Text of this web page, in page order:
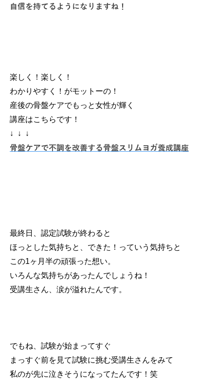
自信を持てるようになりますね！
楽しく！楽しく！
わかりやすく！がモットーの！
産後の骨盤ケアでもっと女性が輝く
講座はこちらです！
↓ ↓ ↓
骨盤ケアで不調を改善する骨盤スリムヨガ養成講座
最終日、認定試験が終わると
ほっとした気持ちと、できた！っていう気持ちと
この1ヶ月半の頑張った想い。
いろんな気持ちがあったんでしょうね！
受講生さん、涙が溢れたんです。
でもね、試験が始まってすぐ
まっすぐ前を見て試験に挑む受講生さんをみて
私のが先に泣きそうになってたんです！笑